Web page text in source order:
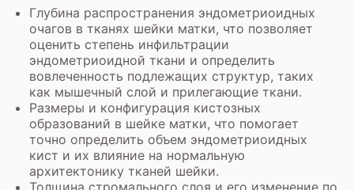
Глубина распространения эндометриоидных
очагов в тканях шейки матки, что позволяет
оценить степень инфильтрации
эндометриоидной ткани и определить
вовлеченность подлежащих структур, таких
как мышечный слой и прилегающие ткани.
Размеры и конфигурация кистозных
образований в шейке матки, что помогает
точно определить объем эндометриоидных
кист и их влияние на нормальную
архитектонику тканей шейки.
Толщина стромального слоя и его изменение по